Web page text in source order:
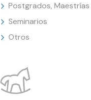
Postgrados, Maestrías
Seminarios
Otros